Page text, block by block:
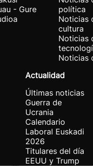
- Gure
política
Noticias
cultura
Noticias
Noticias
Actualidad
Últimas noticias
Guerra de
Ucrania
Calendario
Laboral Euskadi
2026
Titulares del día
EEUU y Trump